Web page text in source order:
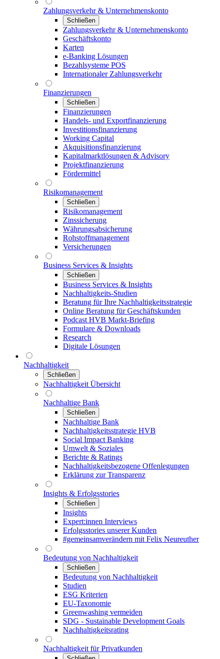
Zahlungsverkehr & Unternehmenskonto
Schließen
Zahlungsverkehr & Unternehmenskonto
Geschäftskonto
Karten
e-Banking Lösungen
Bezahlsysteme POS
Internationaler Zahlungsverkehr
Finanzierungen
Schließen
Finanzierungen
Handels- und Exportfinanzierung
Investitionsfinanzierung
Working Capital
Akquisitionsfinanzierung
Kapitalmarktlösungen & Advisory
Projektfinanzierung
Fördermittel
Risikomanagement
Schließen
Risikomanagement
Zinssicherung
Währungsabsicherung
Rohstoffmanagement
Versicherungen
Business Services & Insights
Schließen
Business Services & Insights
Nachhaltigkeits-Studien
Beratung für Ihre Nachhaltigkeitsstrategie
Online Beratung für Geschäftskunden
Podcast HVB Markt-Briefing
Formulare & Downloads
Research
Digitale Lösungen
Nachhaltigkeit
Schließen
Nachhaltigkeit Übersicht
Nachhaltige Bank
Schließen
Nachhaltige Bank
Nachhaltigkeitsstrategie HVB
Social Impact Banking
Umwelt & Soziales
Berichte & Ratings
Nachhaltigkeitsbezogene Offenlegungen
Erklärung zur Transparenz
Insights & Erfolgsstories
Schließen
Insights
Expert:innen Interviews
Erfolgsstories unserer Kunden
#gemeinsamverändern mit Felix Neureuther
Bedeutung von Nachhaltigkeit
Schließen
Bedeutung von Nachhaltigkeit
Studien
ESG Kriterien
EU-Taxonomie
Greenwashing vermeiden
SDG - Sustainable Development Goals
Nachhaltigkeitsrating
Nachhaltigkeit für Privatkunden